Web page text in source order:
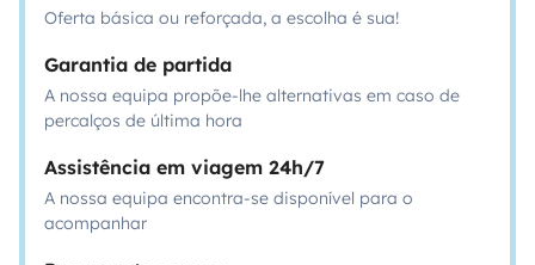
Oferta básica ou reforçada, a escolha é sua!
Garantia de partida
A nossa equipa propõe-lhe alternativas em caso de
percalços de última hora
Assistência em viagem 24h/7
A nossa equipa encontra-se disponível para o
acompanhar